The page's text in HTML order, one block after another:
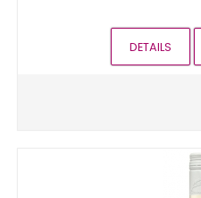
DETAILS